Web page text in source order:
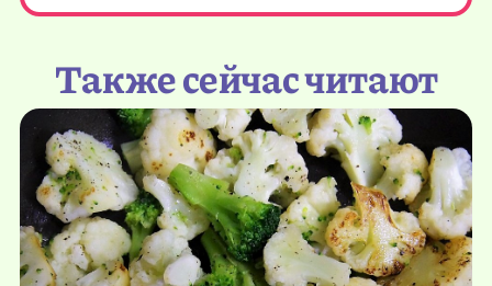
Также сейчас читают